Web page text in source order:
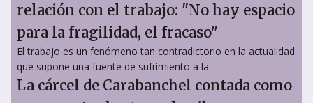
relación con el trabajo: "No hay espacio
para la fragilidad, el fracaso"
El trabajo es un fenómeno tan contradictorio en la actualidad
que supone una fuente de sufrimiento a la...
La cárcel de Carabanchel contada como